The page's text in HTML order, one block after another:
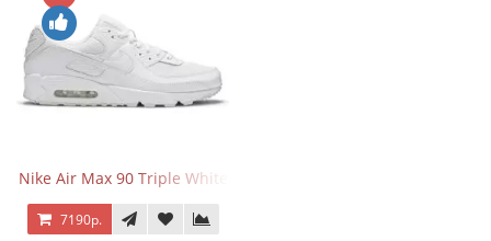
Nike Air Max 90 Triple White
7190р.